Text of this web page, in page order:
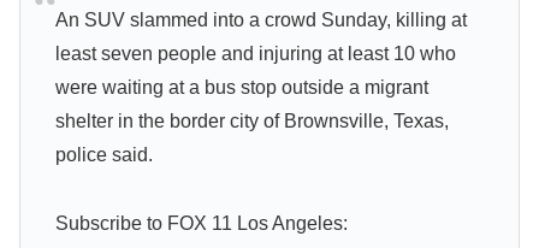
An SUV slammed into a crowd Sunday, killing at
least seven people and injuring at least 10 who
were waiting at a bus stop outside a migrant
shelter in the border city of Brownsville, Texas,
police said.
Subscribe to FOX 11 Los Angeles: